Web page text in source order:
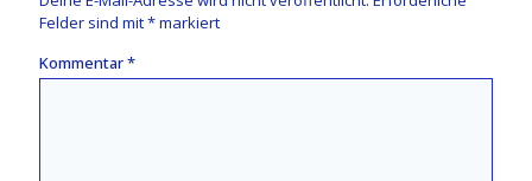
Felder sind mit*markiert
Kommentar*